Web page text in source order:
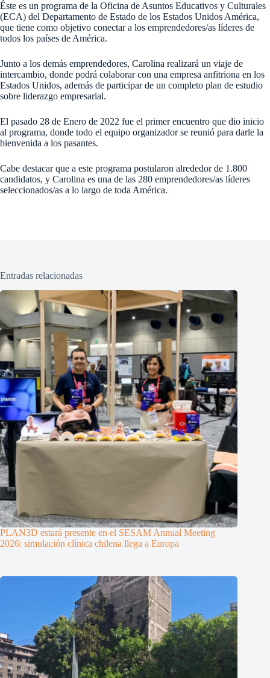
Éste es un programa de la Oficina de Asuntos Educativos y Culturales
(ECA) del Departamento de Estado de los Estados Unidos América,
que tiene como objetivo conectar a los emprendedores/as líderes de
todos los países de América.
Junto a los demás emprendedores, Carolina realizará un viaje de
intercambio, donde podrá colaborar con una empresa anfitriona en los
Estados Unidos, además de participar de un completo plan de estudio
sobre liderazgo empresarial.
El pasado 28 de Enero de 2022 fue el primer encuentro que dio inicio
al programa, donde todo el equipo organizador se reunió para darle la
bienvenida a los pasantes.
Cabe destacar que a este programa postularon alrededor de 1.800
candidatos, y Carolina es una de las 280 emprendedores/as líderes
seleccionados/as a lo largo de toda América.
Entradas relacionadas
PLAN3D estará presente en el SESAM Annual Meeting
2026: simulación clínica chilena llega a Europa